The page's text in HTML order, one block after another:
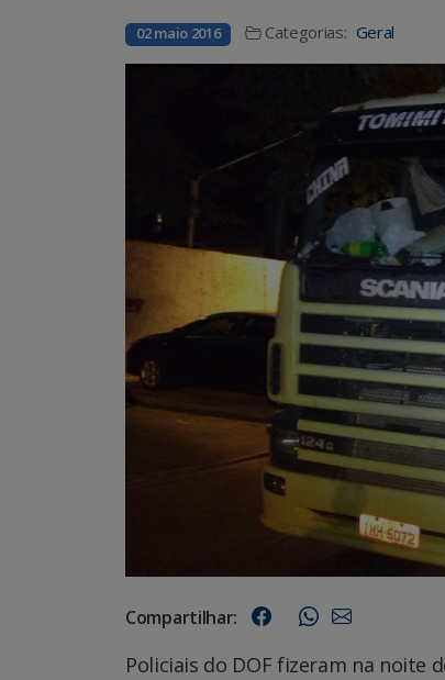
02 maio 2016 Categorias: Geral
Compartilhar:
Policiais do DOF fizeram na noite